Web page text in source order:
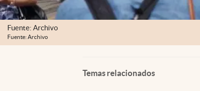
Fuente: Archivo
Fuente: Archivo
Temas relacionados